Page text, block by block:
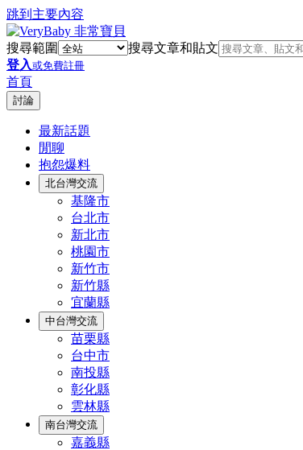
跳到主要內容
搜尋範圍
搜尋文章和貼文
登入或免費註冊
首頁
討論
最新話題
閒聊
抱怨爆料
北台灣交流
基隆市
台北市
新北市
桃園市
新竹市
新竹縣
宜蘭縣
中台灣交流
苗栗縣
台中市
南投縣
彰化縣
雲林縣
南台灣交流
嘉義縣